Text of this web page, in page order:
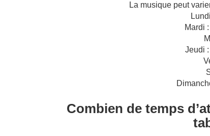
La musique peut
Mardi
Jeudi
Combien de temps